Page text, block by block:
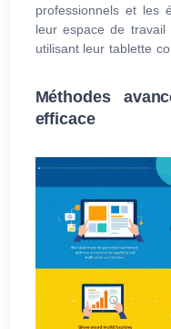
professionnels et les
leur espace de
utilisant leur tablette
Méthodes
efficace